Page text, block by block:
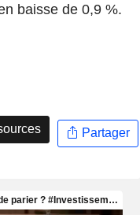
baisse de 0,9 %.
Partager